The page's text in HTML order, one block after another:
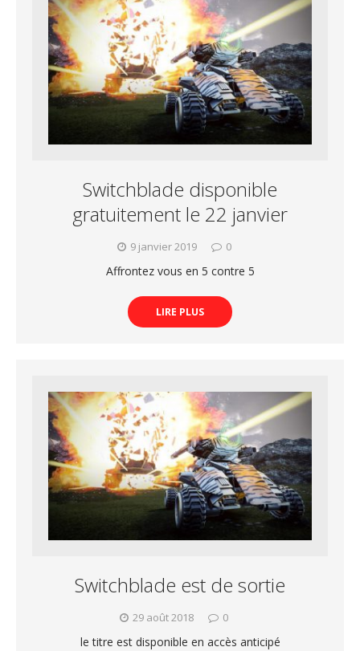
Switchblade disponible
gratuitement le 22 janvier
9 janvier 2019 0
Affrontez vous en 5 contre 5
LIRE PLUS
Switchblade est de sortie
29 août 2018 0
le titre est disponible en accès anticipé